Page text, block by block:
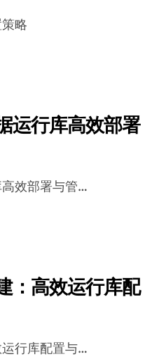
策略
运行库高效部署
高效部署与管…
：高效运行库配
运行库配置与…